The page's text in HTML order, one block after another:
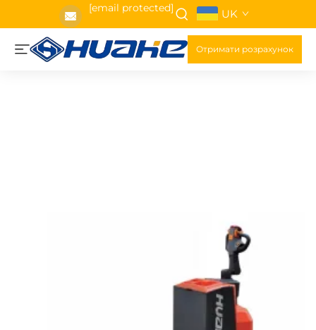
[email protected] UK
Отримати розрахунок